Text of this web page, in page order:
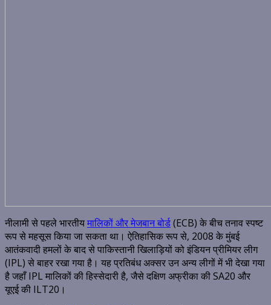
नीलामी से पहले भारतीयमालिकों और मेजबान बोर्ड(ECB) के बीच तनाव स्पष्ट
रूप से महसूस किया जा सकता था। ऐतिहासिक रूप से, 2008 के मुंबई
आतंकवादी हमलों के बाद से पाकिस्तानी खिलाड़ियों को इंडियन प्रीमियर लीग
(IPL) से बाहर रखा गया है। यह प्रतिबंध अक्सर उन अन्य लीगों में भी देखा गया
है जहाँ IPL मालिकों की हिस्सेदारी है, जैसे दक्षिण अफ्रीका की SA20 और
यूएई की ILT20।